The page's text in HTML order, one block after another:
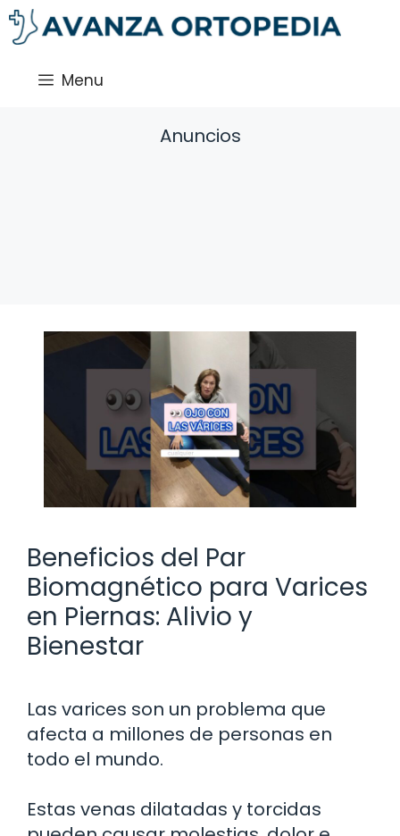
Saltar
al
Menu
Anuncios
Beneficios del Par
Biomagnético para Varices
en Piernas: Alivio y
Bienestar
Las varices son un problema que
afecta a millones de personas en
todo el mundo.
Estas venas dilatadas y torcidas